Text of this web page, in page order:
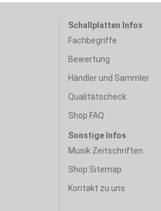
Schallplatten Infos
Fachbegriffe
Bewertung
Händler und Sammler
Qualitätscheck
Shop FAQ
Sonstige Infos
Musik Zeitschriften
Shop Sitemap
Kontakt zu uns